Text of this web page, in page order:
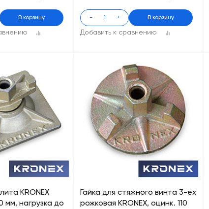
В корзину
Добавить к сравнению
- + В корзину
KRONEX
мм, нагрузка до
Гайка для стяжного винта 3-ех
рожковая KRONEX, оцинк. 110